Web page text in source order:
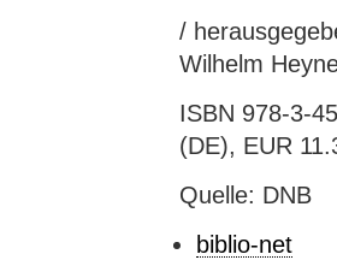
/
Wilhelm
ISBN 978-3-
(DE), EUR
Quelle: DNB
biblio-net